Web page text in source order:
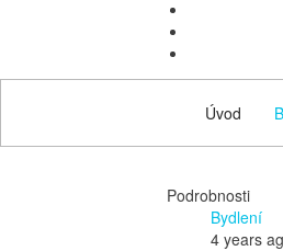
Úvod
Podrobnosti
Bydlení
4 years